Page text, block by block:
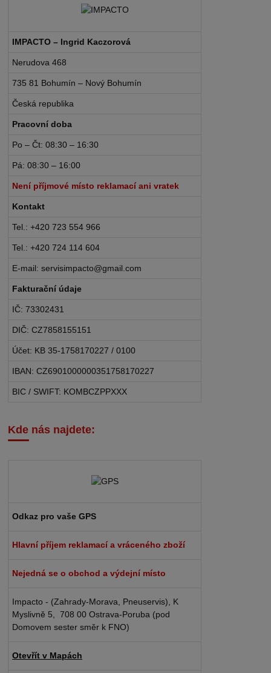
IMPACTO – Ingrid Kaczorová
Nerudova 468
735 81 Bohumín – Nový Bohumín
Česká republika
Pracovní doba
Po – Čt: 08:30 – 16:30
Pá: 08:30 – 16:00
Není příjmové místo reklamací ani vratek
Kontakt
Tel.: +420 723 554 966
Tel.: +420 724 114 604
E-mail: servisimpacto@gmail.com
Fakturační údaje
IČ: 73302431
DIČ: CZ7858155151
Účet: KB 35-1758170227 / 0100
IBAN: CZ6901000000351758170227
BIC / SWIFT: KOMBCZPPXXX
Kde nás najdete:
Odkaz pro vaše GPS
Hlavní příjem reklamací a vráceného zboží
Nejedná se o obchod a výdejní místo
Impacto - (Zahrady-Morava, Pneuservis), K
Myslivně 5, 708 00 Ostrava-Poruba (pod
Domovem sester směr k FNO)
Otevřít v Mapách